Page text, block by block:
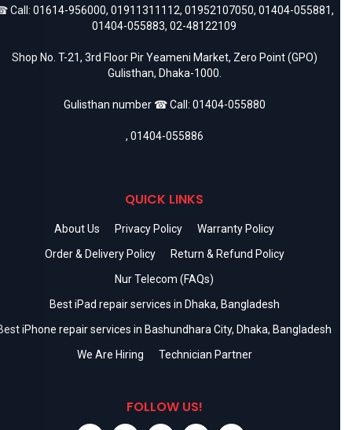
Call: 01614-956000, 01911311112, 01952107050, 01404-055881,
01404-055883, 02-48122109
Shop No. T-21, 3rd Floor Pir Yeameni Market, Zero Point (GPO)
Gulisthan, Dhaka-1000.
Gulisthan number ☎ Call: 01404-055880
, 01404-055886
QUICK LINKS
About Us Privacy Policy
Warranty Policy
Order & Delivery Policy
Return & Refund Policy
Nur Telecom (FAQs)
Best iPad repair services in Dhaka, Bangladesh
iPhone repair services in Bashundhara City, Dhaka, Bangladesh
We Are Hiring
Technician Partner
FOLLOW US!